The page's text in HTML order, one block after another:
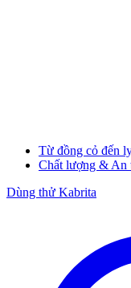
Từ đồng cỏ đến
Chất lượng & An
Dùng thử Kabrita